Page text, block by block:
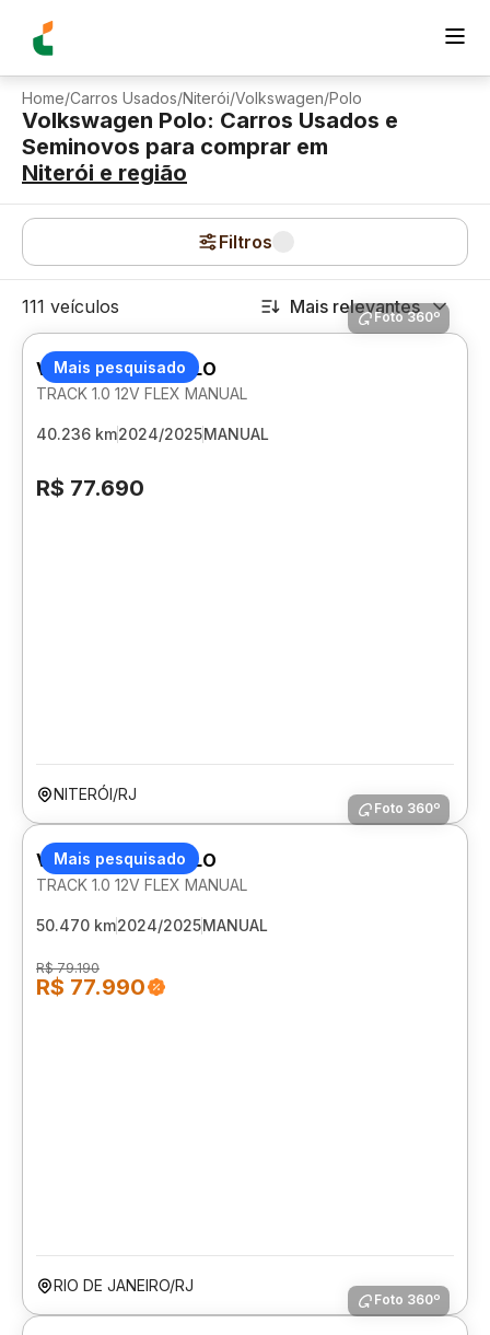
Home/Carros Usados/Niterói/Volkswagen/Polo
Volkswagen Polo: Carros Usados e
Seminovos para comprar em
Niterói e região
Filtros
111 veículos Mais relevantes
Mais pesquisado
Foto 360º
VOLKSWAGEN POLO
TRACK 1.0 12V FLEX MANUAL
40.236 km2024/2025MANUAL
R$ 77.690
NITERÓI/RJ
Mais pesquisado
Foto 360º
VOLKSWAGEN POLO
TRACK 1.0 12V FLEX MANUAL
50.470 km2024/2025MANUAL
R$ 79.190
R$ 77.990
RIO DE JANEIRO/RJ
Foto 360º